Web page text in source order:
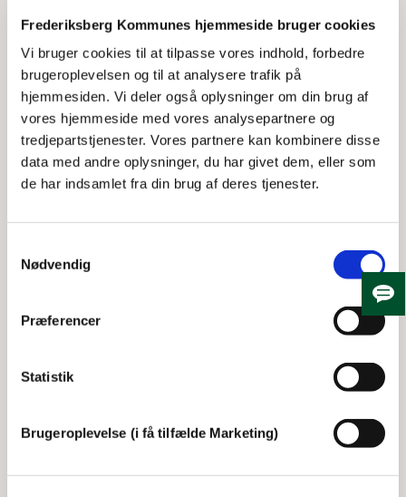
Frederiksberg Kommunes hjemmeside bruger cookies
Vi bruger cookies til at tilpasse vores indhold, forbedre
brugeroplevelsen og til at analysere trafik på
hjemmesiden. Vi deler også oplysninger om din brug af
vores hjemmeside med vores analysepartnere og
tredjepartstjenester. Vores partnere kan kombinere disse
data med andre oplysninger, du har givet dem, eller som
de har indsamlet fra din brug af deres tjenester.
Nødvendig
Præferencer
Statistik
Brugeroplevelse (i få tilfælde Marketing)
Hvilken svømmehal drejer klagen sig om?
Frederiksberg Svømmehal
Flintholm Svømmehal
Angiv emne
Faciliteter og fysiske forhold (fx omklædning,
bassiner & kurbad)
Personale
Priser, billetter og booking
Specifik hændelse